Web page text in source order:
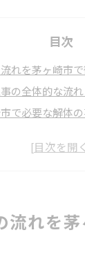
目次
れを茅ヶ崎市
の全体的な流
で必要な解体
画から完了までの
で解体に伴う
流れを